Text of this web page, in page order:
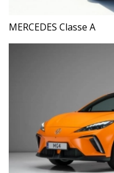
MERCEDES Classe A